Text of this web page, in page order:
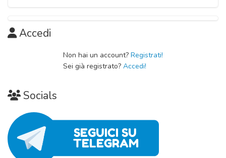
Accedi
Non hai un account? Registrati!
Sei già registrato? Accedi!
Socials